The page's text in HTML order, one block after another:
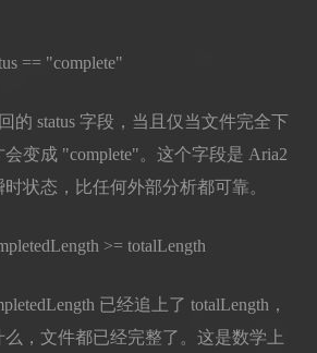
== "complete"
的 status 字段，当且仅当文件完全下
变成 "complete"。这个字段是 Aria2
状态，比任何外部分析都可靠。
>= totalLength
已经追上了 totalLength，
，文件都已经完整了。这是数学上